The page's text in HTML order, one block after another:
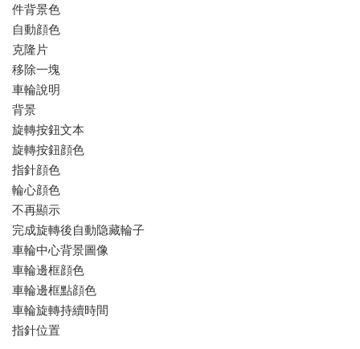
件背景色
自動顔色
克隆片
移除一塊
車輪說明
背景
旋轉按鈕文本
旋轉按鈕顔色
指針顔色
輪心顔色
不再顯示
完成旋轉後自動隐藏輪子
車輪中心背景圖像
車輪邊框顔色
車輪邊框點顔色
車輪旋轉持續時間
指針位置